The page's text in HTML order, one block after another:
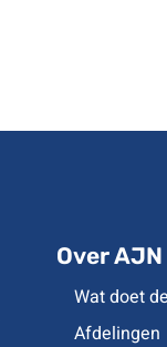
Over AJN
Wat doet
Afdelingen